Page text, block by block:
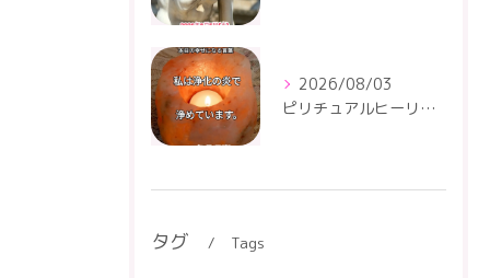
2026/08/03
ピリチュアルヒーリングセンター
タグ Tags